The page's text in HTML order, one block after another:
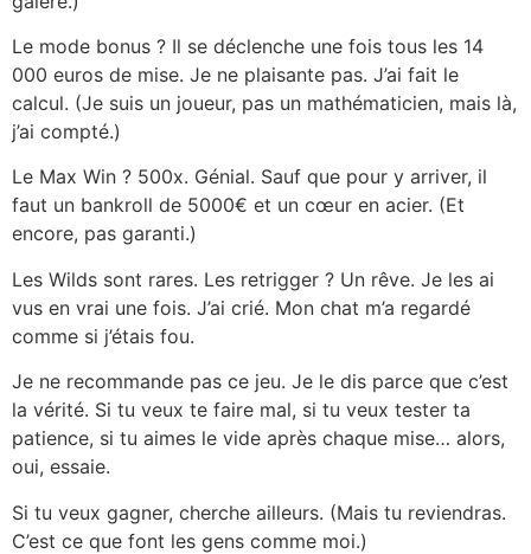
Le mode bonus ? Il se déclenche une fois tous les 14
000 euros de mise. Je ne plaisante pas. J’ai fait le
calcul. (Je suis un joueur, pas un mathématicien, mais là,
j’ai compté.)
Le Max Win ? 500x. Génial. Sauf que pour y arriver, il
faut un bankroll de 5000€ et un cœur en acier. (Et
encore, pas garanti.)
Les Wilds sont rares. Les retrigger ? Un rêve. Je les ai
vus en vrai une fois. J’ai crié. Mon chat m’a regardé
comme si j’étais fou.
Je ne recommande pas ce jeu. Je le dis parce que c’est
la vérité. Si tu veux te faire mal, si tu veux tester ta
patience, si tu aimes le vide après chaque mise… alors,
oui, essaie.
Si tu veux gagner, cherche ailleurs. (Mais tu reviendras.
C’est ce que font les gens comme moi.)